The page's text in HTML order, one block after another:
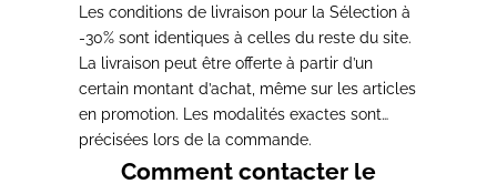
Les conditions de livraison pour la Sélection à
-30% sont identiques à celles du reste du site.
La livraison peut être offerte à partir d’un
certain montant d’achat, même sur les articles
en promotion. Les modalités exactes sont
précisées lors de la commande.
Comment contacter le